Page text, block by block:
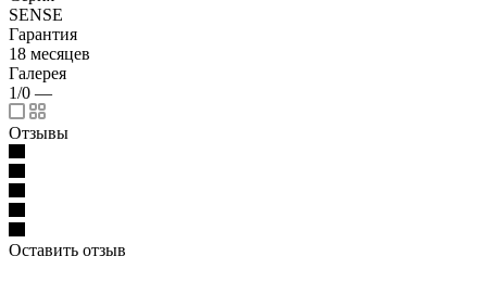
SENSE
Гарантия
18 месяцев
Галерея
1/0 —
Отзывы
Оставить отзыв